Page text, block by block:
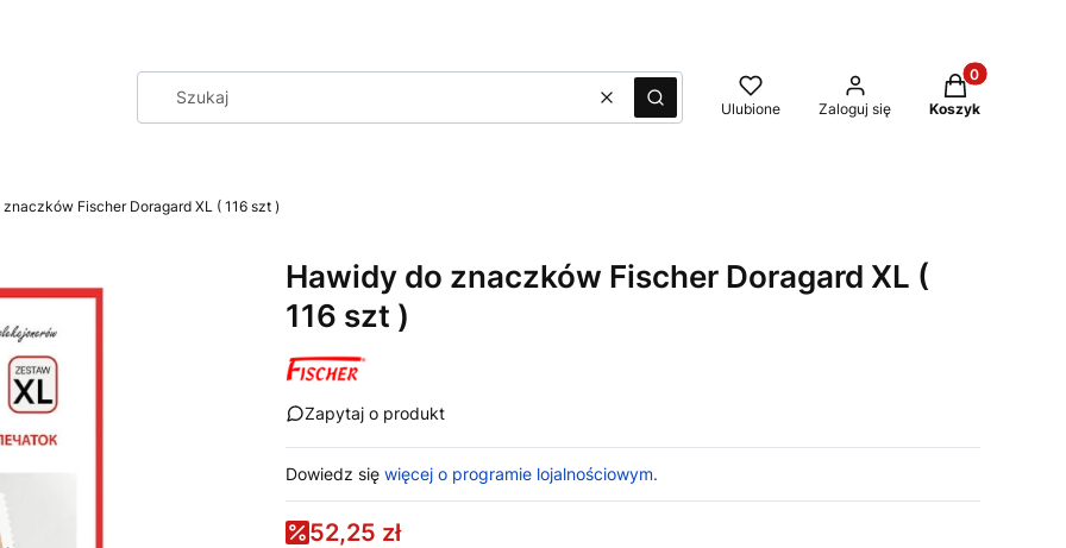
WyczyśćSzukaj Ulubione Zaloguj się
Produkty w
Koszyk
Fischer Doragard XL ( 116 szt )
Hawidy do znaczków Fischer Doragard XL (
116 szt )
Zapytaj o produkt
Dowiedz się więcej o programie lojalnościowym.
52,25 zł